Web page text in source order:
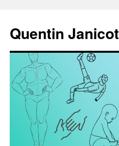
contenu
Quentin Janicot